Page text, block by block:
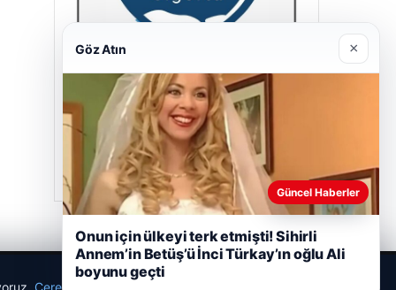
Cengiz Sigorta
23/06/2026
Çerez Politikamız
Göz Atın ×
Güncel Haberler
Onun için ülkeyi terk etmişti! Sihirli
Annem’in Betüş’ü İnci Türkay’ın oğlu Ali
boyunu geçti